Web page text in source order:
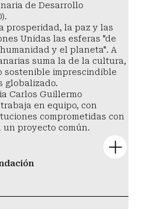
de Desarrollo
prosperidad, la paz y las
Unidas las esferas "de
y el planeta". A
suma la de la cultura,
sostenible imprescindible
globalizado.
Carlos Guillermo
en equipo, con
comprometidas con
un proyecto común.